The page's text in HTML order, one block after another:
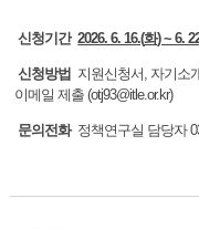
신청기간 2026. 6. 16.(화) ~ 6.
신청방법 지원신청서, 자기소
이메일 제출 (otj93@itle.or.kr)
문의전화 정책연구실 담당자